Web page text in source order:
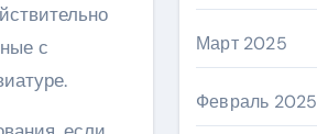
с
Март 2025
Февраль 2025